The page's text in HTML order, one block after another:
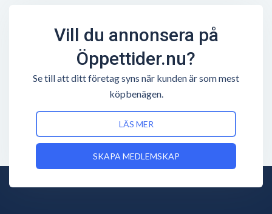
Vill du annonsera på
Öppettider.nu?
Se till att ditt företag syns när kunden är som mest
köpbenägen.
LÄS MER
SKAPA MEDLEMSKAP